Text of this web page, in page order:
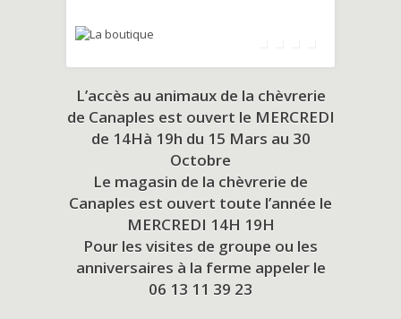
L’accès au animaux de la chèvrerie
de Canaples est ouvert le MERCREDI
de 14Hà 19h du 15 Mars au 30
Octobre
Le magasin de la chèvrerie de
Canaples est ouvert toute l’année le
MERCREDI 14H 19H
Pour les visites de groupe ou les
anniversaires à la ferme appeler le
06 13 11 39 23